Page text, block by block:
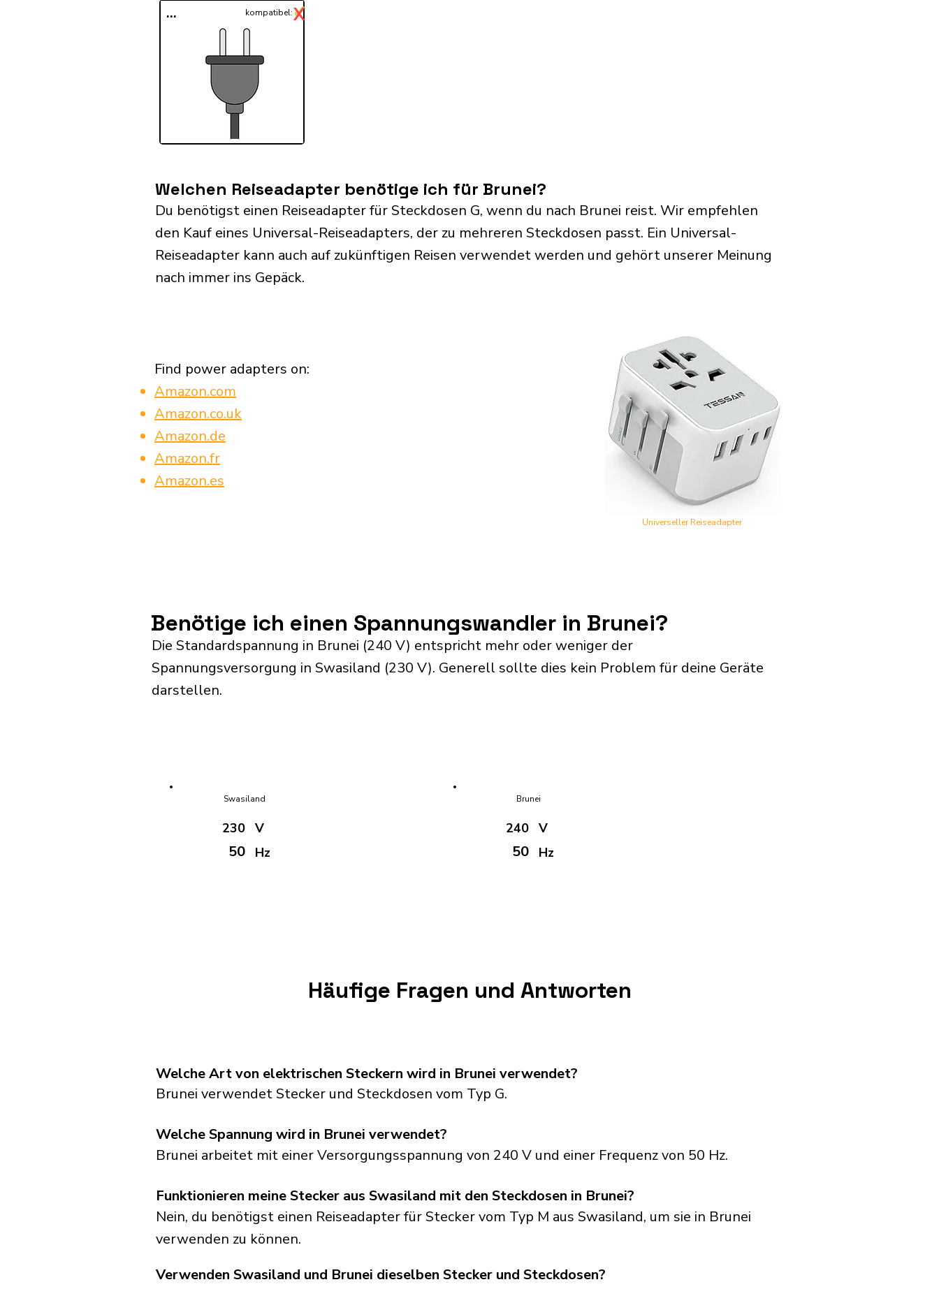
... ✓
kompatibel:X
Welchen Reiseadapter benötige ich für Brunei?
Du benötigst einen Reiseadapter für Steckdosen G, wenn du nach Brunei reist. Wir empfehlen
den Kauf eines Universal-Reiseadapters, der zu mehreren Steckdosen passt. Ein Universal-
Reiseadapter kann auch auf zukünftigen Reisen verwendet werden und gehört unserer Meinung
nach immer ins Gepäck.
Find power adapters on:
Amazon.com
Amazon.co.uk
Amazon.de
Amazon.fr
Amazon.es
Universeller Reiseadapter
Benötige ich einen Spannungswandler in Brunei?
Die Standardspannung in Brunei (240 V) entspricht mehr oder weniger der
Spannungsversorgung in Swasiland (230 V). Generell sollte dies kein Problem für deine Geräte
darstellen.
Swasiland
230
50
V
Hz
Brunei
240
50
V
Hz
Häufige Fragen und Antworten
Welche Art von elektrischen Steckern wird in Brunei verwendet?
Brunei verwendet Stecker und Steckdosen vom Typ G.
Welche Spannung wird in Brunei verwendet?
Brunei arbeitet mit einer Versorgungsspannung von 240 V und einer Frequenz von 50 Hz.
Funktionieren meine Stecker aus Swasiland mit den Steckdosen in Brunei?
Nein, du benötigst einen Reiseadapter für Stecker vom Typ M aus Swasiland, um sie in Brunei
verwenden zu können.
Verwenden Swasiland und Brunei dieselben Stecker und Steckdosen?